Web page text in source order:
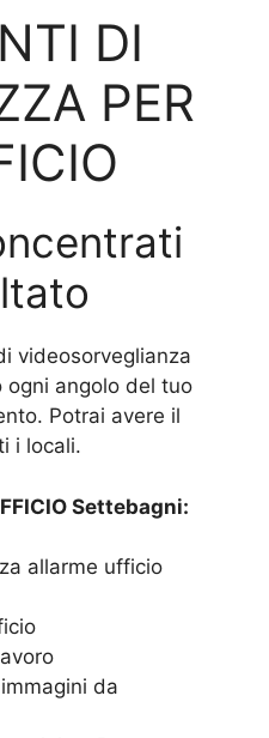
DI
PER
videosorveglianza
angolo del tuo
Potrai avere il
i locali.
Settebagni:
allarme ufficio
da